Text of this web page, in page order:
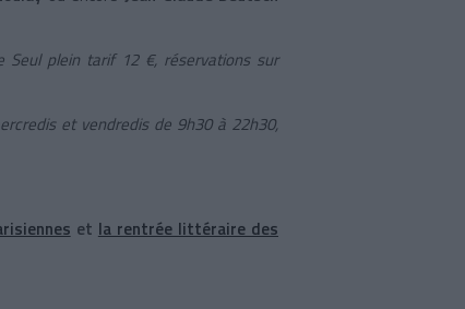
plein tarif 12 €, réservations sur
et vendredis de 9h30 à 22h30,
et la rentrée littéraire des